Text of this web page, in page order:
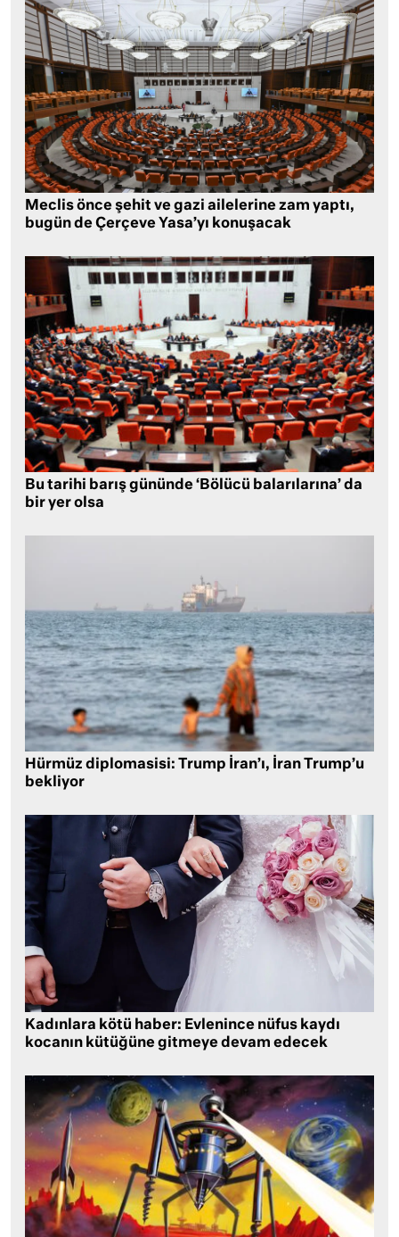
Meclis önce şehit ve gazi ailelerine zam yaptı,
bugün de Çerçeve Yasa’yı konuşacak
Bu tarihi barış gününde ‘Bölücü balarılarına’ da
bir yer olsa
Hürmüz diplomasisi: Trump İran’ı, İran Trump’u
bekliyor
Kadınlara kötü haber: Evlenince nüfus kaydı
kocanın kütüğüne gitmeye devam edecek